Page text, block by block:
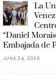
La
“Daniel
Embajada de
JUNE 24, 2026